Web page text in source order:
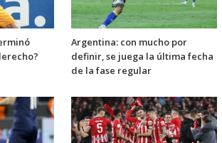
Argentina: con mucho por
definir, se juega la última fecha
de la fase regular